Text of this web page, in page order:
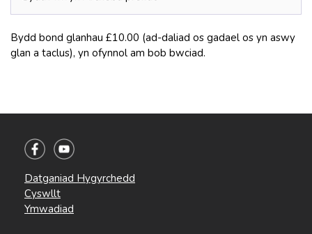
Bydd bond glanhau £10.00 (ad-daliad os gadael os yn aswy
glan a taclus), yn ofynnol am bob bwciad.
Datganiad Hygyrchedd
Cyswllt
Ymwadiad